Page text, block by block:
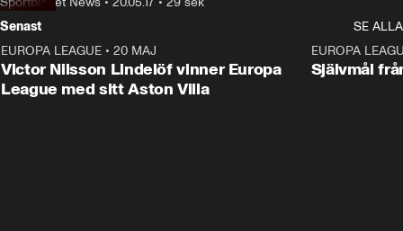
Senast
SE ALLA
EUROPA LEAGUE • 20 MAJ
Victor Nilsson Lindelöf vinner Europa
League med sitt Aston Villa
EUROPA
Självmål